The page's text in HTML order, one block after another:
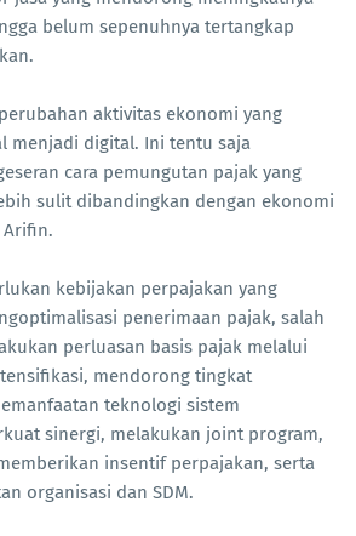
belum sepenuhnya tertangkap
aktivitas ekonomi yang
menjadi digital. Ini tentu saja
cara pemungutan pajak yang
sulit dibandingkan dengan ekonomi
Arifin.
kebijakan perpajakan yang
penerimaan pajak, salah
perluasan basis pajak melalui
mendorong tingkat
teknologi sistem
sinergi, melakukan joint program,
insentif perpajakan, serta
organisasi dan SDM.